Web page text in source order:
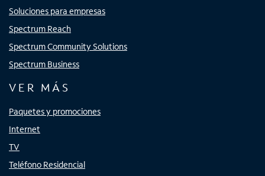
Soluciones para empresas
Spectrum Reach
Spectrum Community Solutions
Spectrum Business
VER MÁS
Paquetes y promociones
Internet
TV
Teléfono Residencial